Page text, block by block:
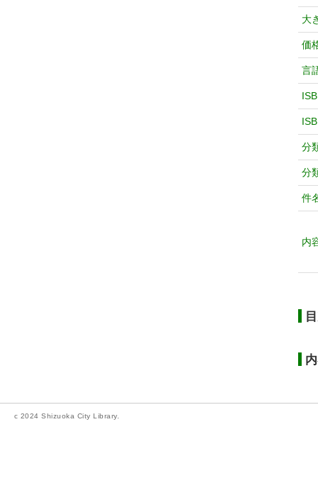
大
価
言
分
分
件
内
c 2024 Shizuoka City Library.